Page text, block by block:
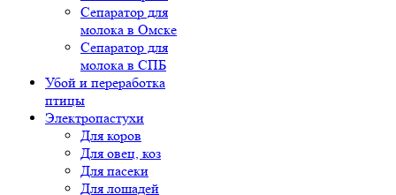
Сепаратор для
молока в Омске
Сепаратор для
молока в СПБ
Убой и переработка
птицы
Электропастухи
Для коров
Для овец, коз
Для пасеки
Для лошадей